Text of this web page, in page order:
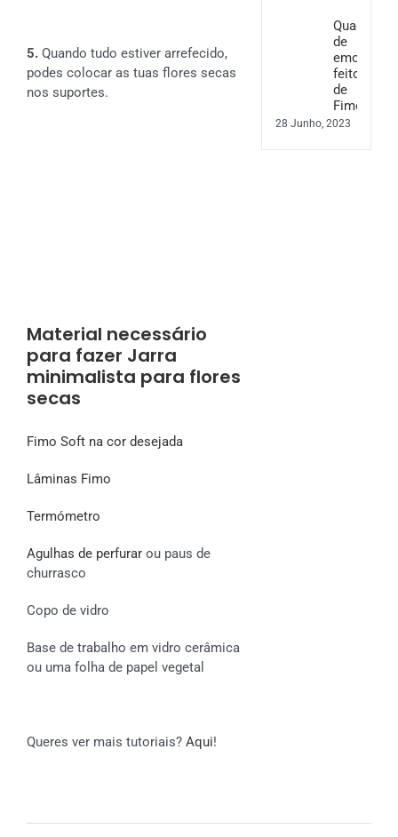
5. Quando tudo estiver arrefecido,
podes colocar as tuas flores secas
nos suportes.
Material necessário
para fazer Jarra
minimalista para flores
secas
Fimo Soft na cor desejada
Lâminas Fimo
Termómetro
Agulhas de perfurar ou paus de
churrasco
Copo de vidro
Base de trabalho em vidro cerâmica
ou uma folha de papel vegetal
Queres ver mais tutoriais? Aqui!
Quadro
de
emoções
feito
de
Fimo
28 Junho, 2023